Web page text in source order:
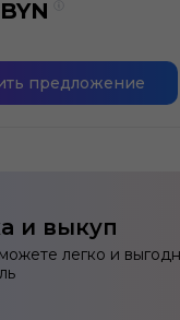
BYN
предложение
и выкуп
легко и